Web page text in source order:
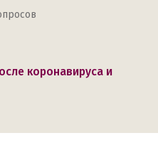
коронавируса и